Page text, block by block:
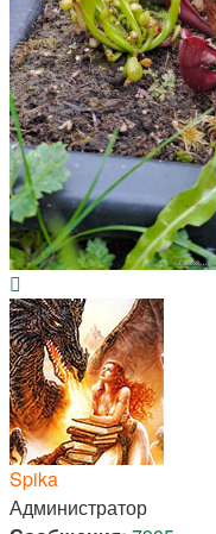
к
началу
Spika
Администратор